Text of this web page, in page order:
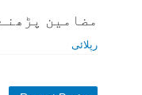
مضامین
رپلائی